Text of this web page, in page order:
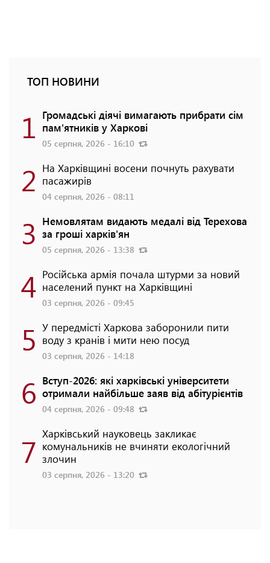
ТОП НОВИНИ
1 Громадські діячі вимагають прибрати сім
пам'ятників у Харкові
05 серпня, 2026 - 16:10
2 На Харківщині восени почнуть рахувати
пасажирів
04 серпня, 2026 - 08:11
3 Немовлятам видають медалі від Терехова
за гроші харків'ян
05 серпня, 2026 - 13:38
4 Російська армія почала штурми за новий
населений пункт на Харківщині
03 серпня, 2026 - 09:45
5 У передмісті Харкова заборонили пити
воду з кранів і мити нею посуд
03 серпня, 2026 - 14:18
6 Вступ-2026: які харківські університети
отримали найбільше заяв від абітурієнтів
04 серпня, 2026 - 09:48
7 Харківський науковець закликає
комунальників не вчиняти екологічний
злочин
03 серпня, 2026 - 13:20